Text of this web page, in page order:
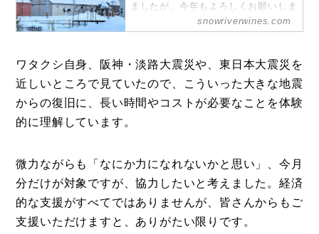
ましたが、今年もよろしくお願いしま
す。 正月に国内で大きな地震や飛行
機事故があり、海外では人と人が傷つ
れ、胸の痛む光景が続いています。
年明けのワイナリーで作業しながら
（1 月末に '23 ヴィンテージ第一弾を
1 アイテムリリースする予定です）雪
地震の義援金に寄付することにし...
snowriverwines.com
ワタクシ自身、阪神・淡路大震災や、東日本大震災を
近しいところで見ていたので、こういった大きな地震
からの復旧に、長い時間やコストが必要なことを体験
的に理解しています。
微力ながらも「なにか力になれないかと思い」、今月
分だけが対象ですが、協力したいと考えました。経済
的な支援がすべてではありませんが、皆さんからもご
支援いただけますと、ありがたい限りです。